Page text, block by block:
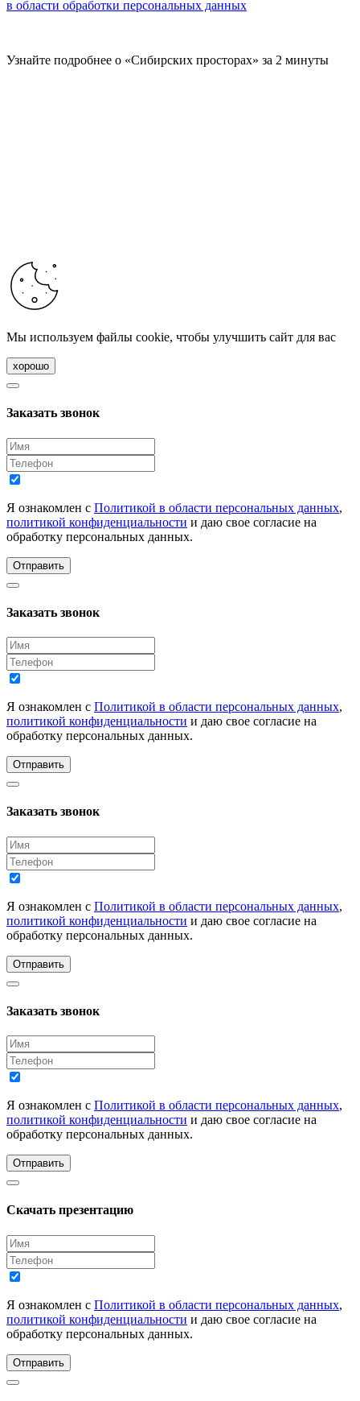
в области обработки персональных данных
Узнайте подробнее о «Сибирских просторах» за 2 минуты
Мы используем файлы cookie, чтобы улучшить сайт для вас
хорошо
Заказать звонок
Я ознакомлен с Политикой в области персональных данных,
политикой конфиденциальности и даю свое согласие на
обработку персональных данных.
Отправить
Заказать звонок
Я ознакомлен с Политикой в области персональных данных,
политикой конфиденциальности и даю свое согласие на
обработку персональных данных.
Отправить
Заказать звонок
Я ознакомлен с Политикой в области персональных данных,
политикой конфиденциальности и даю свое согласие на
обработку персональных данных.
Отправить
Заказать звонок
Я ознакомлен с Политикой в области персональных данных,
политикой конфиденциальности и даю свое согласие на
обработку персональных данных.
Отправить
Скачать презентацию
Я ознакомлен с Политикой в области персональных данных,
политикой конфиденциальности и даю свое согласие на
обработку персональных данных.
Отправить